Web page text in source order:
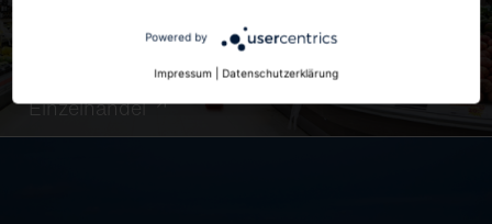
Einzelhandel
Powered by
Impressum | Datenschutzerklärung